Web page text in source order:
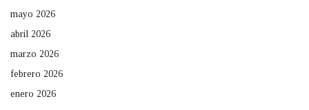
mayo 2026
abril 2026
marzo 2026
febrero 2026
enero 2026